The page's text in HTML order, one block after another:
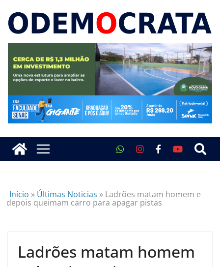
Início » Últimas Noticias » Ladrões matam homem e
depois queimam carro para apagar pistas
Ladrões matam homem